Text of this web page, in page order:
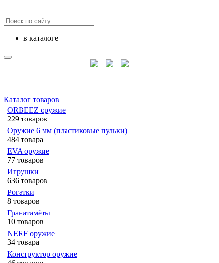
в каталоге
Каталог товаров
ORBEEZ оружие
229 товаров
Оружие 6 мм (пластиковые пульки)
484 товара
EVA оружие
77 товаров
Игрушки
636 товаров
Рогатки
8 товаров
Гранатамёты
10 товаров
NERF оружие
34 товара
Конструктор оружие